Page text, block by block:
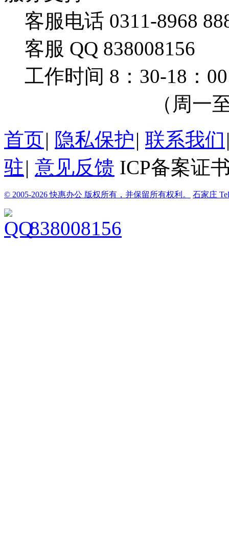
客服电话 0311-8968
客服 QQ 838008156
工作时间 8：30-18：00
（周一至周
首页| 隐私保护| 联系我们
驻| 意见反馈 ICP备案证
© 2005-2026 快惠办公 版权所有，并保留所有权利。 石家庄
838008156